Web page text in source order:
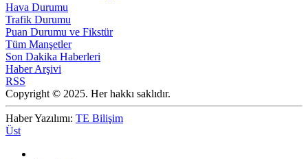
Hava Durumu
Trafik Durumu
Puan Durumu ve Fikstür
Tüm Manşetler
Son Dakika Haberleri
Haber Arşivi
RSS
Copyright © 2025. Her hakkı saklıdır.
Haber Yazılımı: TE Bilişim
Üst